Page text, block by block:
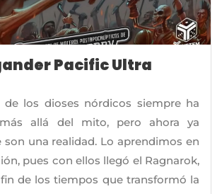
Pacific Ultra
de los dioses nórdicos siempre ha
allá del mito, pero ahora ya
son una realidad. Lo aprendimos en
pues con ellos llegó el Ragnarok,
de los tiempos que transformó la